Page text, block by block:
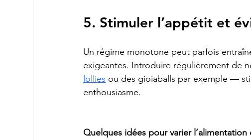
5. Stimuler l’appétit et
Un régime monotone peut parfois
exigeantes. Introduire régulièrement de
lollies ou des gioiaballs par exemple —
enthousiasme.
Quelques idées pour varier